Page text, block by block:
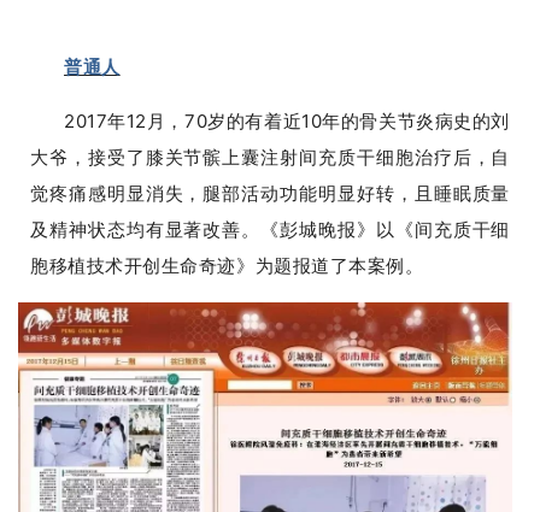
普通人
2017年12月，70岁的有着近10年的骨关节炎病史的刘
大爷，接受了膝关节髌上囊注射间充质干细胞治疗后，自
觉疼痛感明显消失，腿部活动功能明显好转，且睡眠质量
及精神状态均有显著改善。《彭城晚报》以《间充质干细
胞移植技术开创生命奇迹》为题报道了本案例。